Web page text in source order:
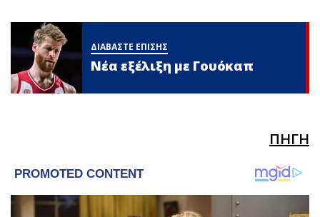
ΔΙΑΒΑΣΤΕ ΕΠΙΣΗΣ
Νέα εξέλιξη με Γουόκαπ
ΠΗΓΗ